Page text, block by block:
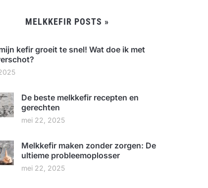
MELKKEFIR POSTS »
kefir groeit te snel! Wat doe ik met
De beste melkkefir recepten en
gerechten
mei 22, 2025
Melkkefir maken zonder zorgen: De
ultieme probleemoplosser
mei 22, 2025